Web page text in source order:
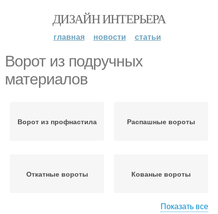
ДИЗАЙН ИНТЕРЬЕРА
главная новости статьи
Ворот из подручных
материалов
Ворот из профнастила Распашные вороты
Откатные вороты Кованые вороты
Показать все